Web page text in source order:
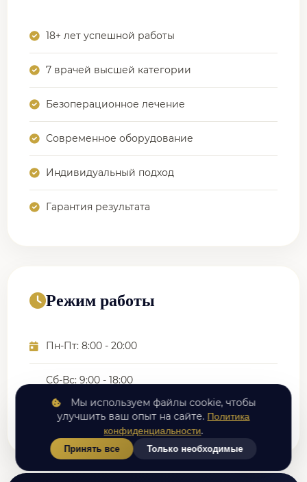
18+ лет успешной работы
7 врачей высшей категории
Безоперационное лечение
Современное оборудование
Индивидуальный подход
Гарантия результата
Режим работы
Пн-Пт: 8:00 - 20:00
Сб-Вс: 9:00 - 18:00
Сопровождение пациента 24/7
Мы используем файлы cookie, чтобы
улучшить ваш опыт на сайте. Политика
конфиденциальности.
Принять все Только необходимые